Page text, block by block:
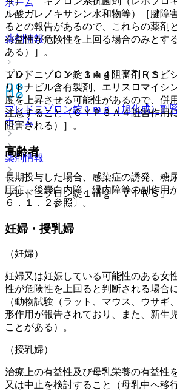
ホーム
薬剤情報
プレドニゾロン錠１ｍｇ「ＶＴＲＳ」
プレドニゾロン錠１ｍｇ（旭化成）副
ホーム
薬剤情報
プレドニゾロン錠１ｍｇ「ＶＴＲＳ」
ル酸ガレノキサシン水和物等）［腱障
るとの報告があるので、これらの薬剤
有益性が危険性を上回る場合のみとす
ある）］。
１０）． ＣＹＰ３Ａ４阻害剤（コビ
リトナビル含有製剤、エリスロマイシ
度を上昇させる可能性があるので、併
注意すること（ＣＹＰ３Ａ４阻害作用
阻害される）］。
高齢者
長期投与した場合、感染症の誘発、糖
圧症、後嚢白内障、緑内障等の副作用
６．１．２参照〕。
妊婦・授乳婦
（妊婦）
妊婦又は妊娠している可能性のある女
性が危険性を上回ると判断される場合
（動物試験（ラット、マウス、ウサギ
形作用が報告されており、また、新生
ことがある）。
（授乳婦）
治療上の有益性及び母乳栄養の有益性
又は中止を検討すること（母乳中へ移